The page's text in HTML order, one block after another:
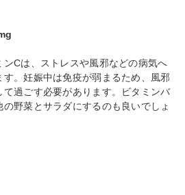
Cは、ストレスや風邪などの病気へ
。妊娠中は免疫が弱まるため、風邪
過ごす必要があります。ビタミンバ
野菜とサラダにするのも良いでしょ